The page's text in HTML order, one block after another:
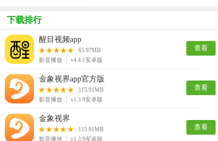
下载排行
醒目视频app
65.97MB
影音播放
v4.4.1安卓版
查看
金象视界app官方版
115.91MB
影音播放
v1.3.9安卓版
查看
金象视界
115.91MB
影音播放
v1.3.9安卓版
查看